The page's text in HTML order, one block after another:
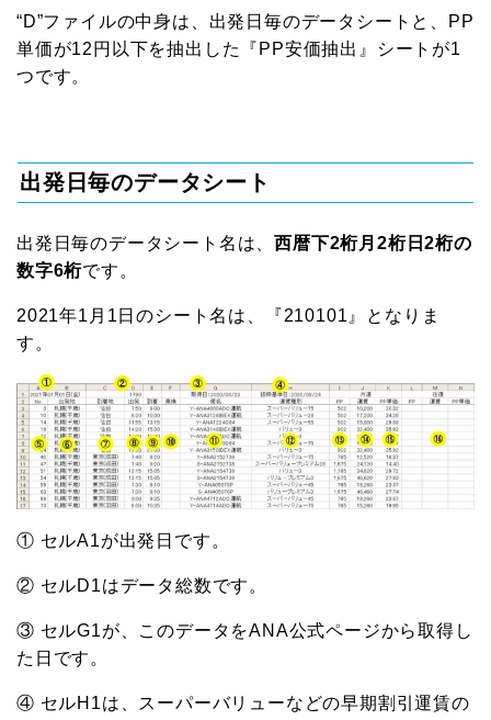
“D”ファイルの中身は、出発日毎のデータシートと、PP
単価が12円以下を抽出した『PP安価抽出』シートが1
つです。
出発日毎のデータシート
出発日毎のデータシート名は、西暦下2桁月2桁日2桁の
数字6桁です。
2021年1月1日のシート名は、『210101』となりま
す。
① セルA1が出発日です。
② セルD1はデータ総数です。
③ セルG1が、このデータをANA公式ページから取得し
た日です。
④ セルH1は、スーパーバリューなどの早期割引運賃の